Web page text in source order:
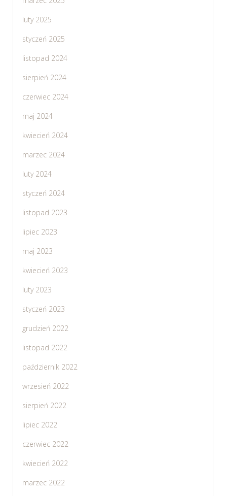
luty 2025
styczeń 2025
listopad 2024
sierpień 2024
czerwiec 2024
maj 2024
kwiecień 2024
marzec 2024
luty 2024
styczeń 2024
listopad 2023
lipiec 2023
maj 2023
kwiecień 2023
luty 2023
styczeń 2023
grudzień 2022
listopad 2022
październik 2022
wrzesień 2022
sierpień 2022
lipiec 2022
czerwiec 2022
kwiecień 2022
marzec 2022